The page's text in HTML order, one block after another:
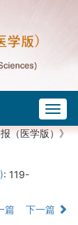
（医学版）》
: 119-
篇 下一篇